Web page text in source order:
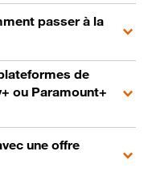
passer à la
de
ou Paramount+
une offre